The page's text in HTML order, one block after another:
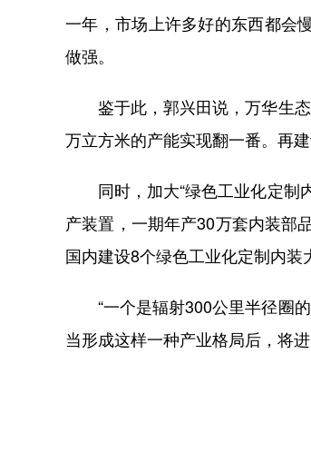
一年，市场上许多好的东西都会
做强。
鉴于此，郭兴田说，万华生态
万立方米的产能实现翻一番。再
同时，加大“绿色工业化定制内
产装置，一期年产30万套内装部
国内建设8个绿色工业化定制内装
“一个是辐射300公里半径圈的
当形成这样一种产业格局后，将